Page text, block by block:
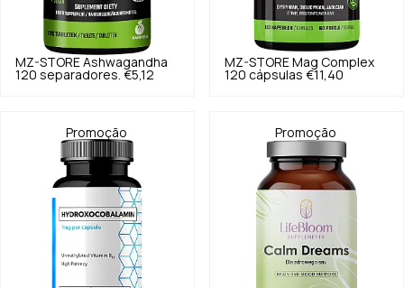
MZ-STORE Ashwagandha
120 separadores. €5,12
MZ-STORE Mag Complex
120 cápsulas €11,40
Promoção Promoção